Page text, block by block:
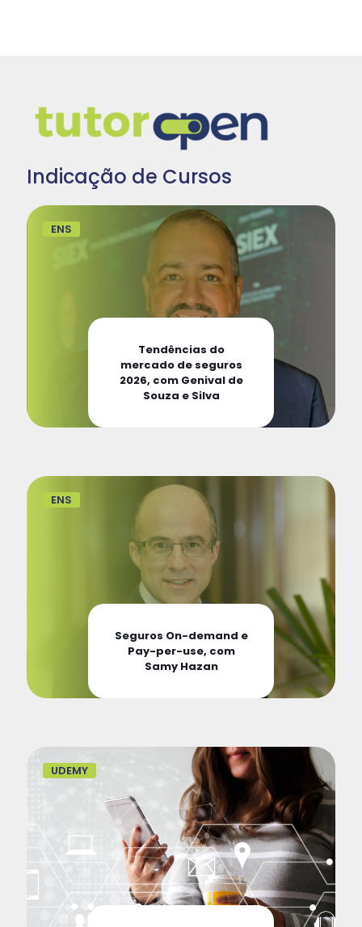
Indicação de Cursos
ENS
Tendências do
mercado de seguros
2026, com Genival de
Souza e Silva
ENS
Seguros On-demand e
Pay-per-use, com
Samy Hazan
UDEMY